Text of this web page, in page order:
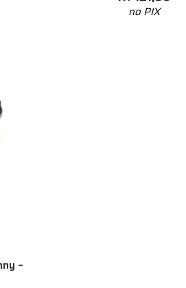
no PIX
–